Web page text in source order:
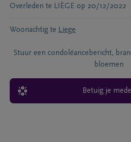
Overleden te LIÈGE op 20/12/2022
Woonachtig te Liege
Stuur een condoléancebericht,
bloemen
Betuig je